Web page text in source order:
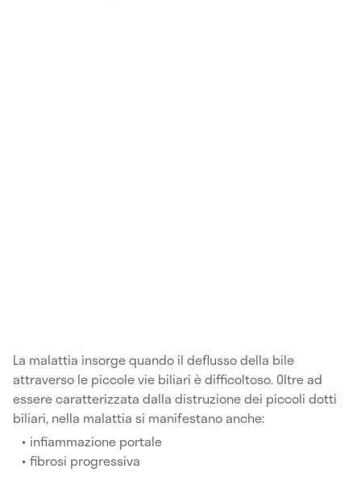
La malattia insorge quando il deflusso della bile
attraverso le piccole vie biliari è difficoltoso. Oltre ad
essere caratterizzata dalla distruzione dei piccoli dotti
biliari, nella malattia si manifestano anche:
infiammazione portale
fibrosi progressiva